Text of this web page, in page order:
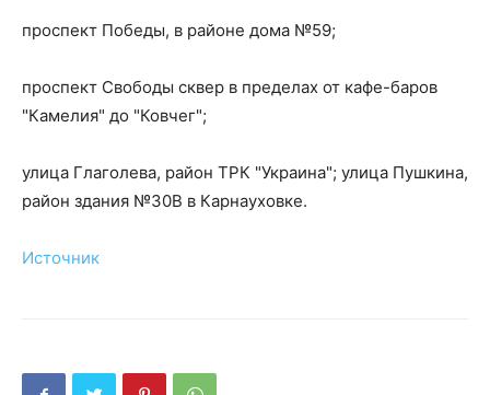
проспект Победы, в районе дома №59;
проспект Свободы сквер в пределах от кафе-баров
"Камелия" до "Ковчег";
улица Глаголева, район ТРК "Украина"; улица Пушкина,
район здания №30В в Карнауховке.
Источник